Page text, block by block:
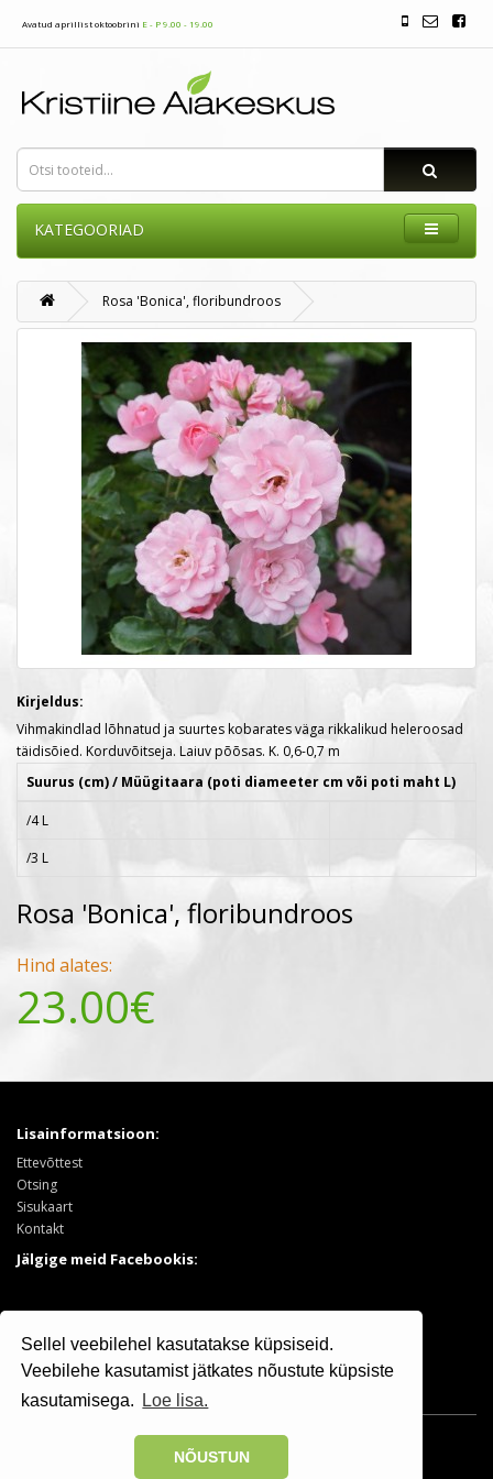
Sellel veebilehel kasutatakse küpsiseid.
Veebilehe kasutamist jätkates nõustute küpsiste
kasutamisega.
Loe lisa.
NÕUSTUN
Avatud aprillist oktoobrini E - P 9.00 - 19.00
KATEGOORIAD
Rosa 'Bonica', floribundroos
Kirjeldus:
Vihmakindlad lõhnatud ja suurtes kobarates väga rikkalikud heleroosad
täidisõied. Korduvõitseja. Laiuv põõsas. K. 0,6-0,7 m
Suurus (cm) / Müügitaara (poti diameeter cm või poti maht L)
/4 L
/3 L
Rosa 'Bonica', floribundroos
23.00€
Hind alates:
Lisainformatsioon:
Ettevõttest
Otsing
Sisukaart
Kontakt
Jälgige meid Facebookis:
Puukool
Sooduspakkumised
Osaühing Kristiine Puukool © 2025 | +372 506 7799